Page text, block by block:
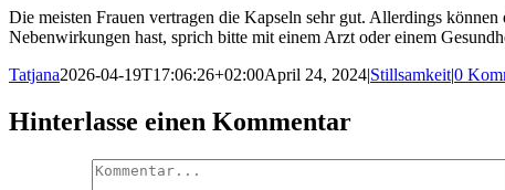
Die meisten Frauen vertragen die Kapseln sehr gut. Allerdings
Nebenwirkungen hast, sprich bitte mit einem Arzt oder einem
Tatjana2026-04-19T17:06:26+02:00April 24, 2024|Stillsamkeit|0
Hinterlasse einen Kommentar